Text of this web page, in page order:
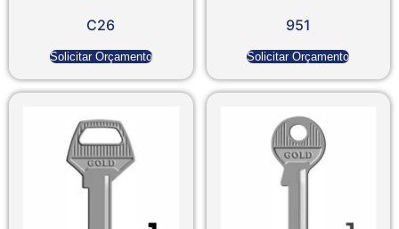
C26
Solicitar Orçamento
951
Solicitar Orçamento